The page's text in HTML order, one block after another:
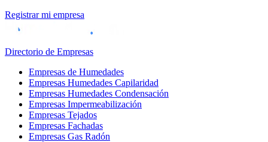
Registrar mi empresa
Directorio de Empresas
Empresas de Humedades
Empresas Humedades Capilaridad
Empresas Humedades Condensación
Empresas Impermeabilización
Empresas Tejados
Empresas Fachadas
Empresas Gas Radón